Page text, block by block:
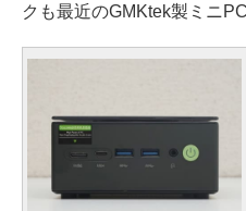
クも最近のGMKtek製ミニ